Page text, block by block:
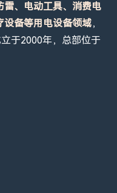
雷、电动工具、消费电
设备等用电设备领域，
于2000年，总部位于